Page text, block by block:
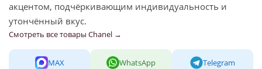
акцентом, подчёркивающим индивидуальность и
утончённый вкус.
Смотреть все товары Chanel →
MAX WhatsApp Telegram